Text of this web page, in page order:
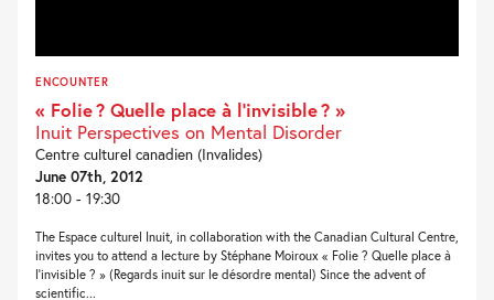
ENCOUNTER
« Folie ? Quelle place à l’invisible ? »
Inuit Perspectives on Mental Disorder
Centre culturel canadien (Invalides)
June 07th, 2012
18:00 - 19:30
The Espace culturel Inuit, in collaboration with the Canadian Cultural Centre,
invites you to attend a lecture by Stéphane Moiroux « Folie ? Quelle place à
l’invisible ? » (Regards inuit sur le désordre mental) Since the advent of
scientific...